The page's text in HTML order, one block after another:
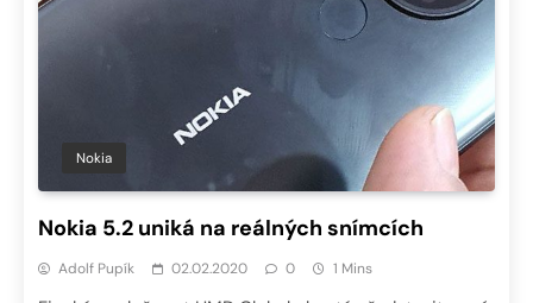
Nokia
Nokia 5.2 uniká na reálných snímcích
Adolf Pupík 02.02.2020 0 1 Mins